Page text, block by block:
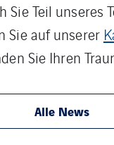
Sie Teil unseres
Sie auf unserer
Sie Ihren
Alle News